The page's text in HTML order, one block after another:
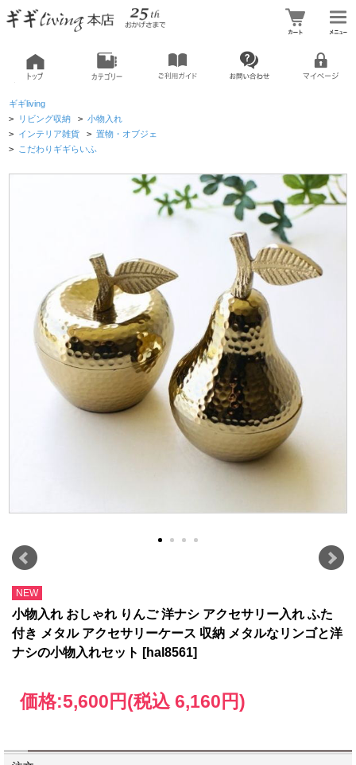
ギギliving
> リビング収納 > 小物入れ
> インテリア雑貨 > 置物・オブジェ
> こだわりギギらいふ
NEW
小物入れ おしゃれ りんご 洋ナシ アクセサリー入れ ふた
付き メタル アクセサリーケース 収納 メタルなリンゴと洋
ナシの小物入れセット [hal8561]
価格:5,600円(税込 6,160円)